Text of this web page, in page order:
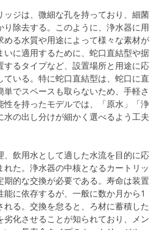
ッジは、微細な孔を持っており、細菌
除去する。このように、浄水器に用
める水質や用途によって様々な素材が
いに適用するために、蛇口直結型や据
するタイプなど、設置場所と用途に応
ている。特に蛇口直結型は、蛇口に直
でスペースも取らないため、手軽さ
性を持ったモデルでは、「原水」「浄
の出し分けが細かく選べるよう工夫
、飲用水として適した水流を目的に応
れた。浄水器の中核となるカートリッ
期的な交換が必要である。寿命は装置
に依存するが、一般に数か月から1
る。交換を怠ると、ろ材に蓄積した
化させることが知られており、メン